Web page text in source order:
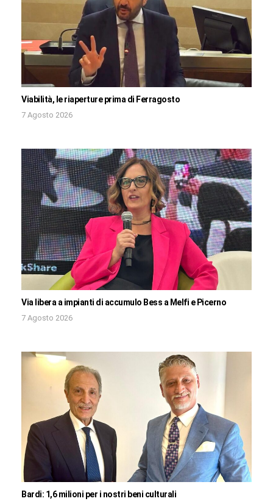
Viabilità, le riaperture prima di Ferragosto
7 Agosto 2026
Via libera a impianti di accumulo Bess a Melfi e Picerno
7 Agosto 2026
Bardi: 1,6 milioni per i nostri beni culturali